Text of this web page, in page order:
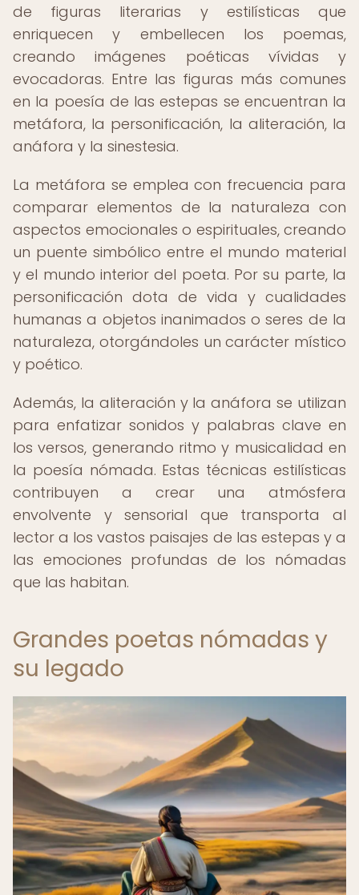
de figuras literarias y estilísticas que
enriquecen y embellecen los poemas,
creando imágenes poéticas vívidas y
evocadoras. Entre las figuras más comunes
en la poesía de las estepas se encuentran la
metáfora, la personificación, la aliteración, la
anáfora y la sinestesia.
La metáfora se emplea con frecuencia para
comparar elementos de la naturaleza con
aspectos emocionales o espirituales, creando
un puente simbólico entre el mundo material
y el mundo interior del poeta. Por su parte, la
personificación dota de vida y cualidades
humanas a objetos inanimados o seres de la
naturaleza, otorgándoles un carácter místico
y poético.
Además, la aliteración y la anáfora se utilizan
para enfatizar sonidos y palabras clave en
los versos, generando ritmo y musicalidad en
la poesía nómada. Estas técnicas estilísticas
contribuyen a crear una atmósfera
envolvente y sensorial que transporta al
lector a los vastos paisajes de las estepas y a
las emociones profundas de los nómadas
que las habitan.
Grandes poetas nómadas y
su legado